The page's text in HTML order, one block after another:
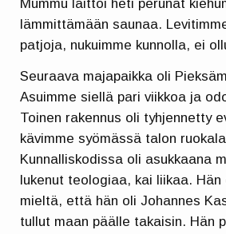
Mummu laittoi heti perunat
lämmittämään saunaa.
patjoja, nukuimme kunnolla, ei
Seuraava majapaikka oli
Asuimme siellä pari viikkoa ja
Toinen rakennus oli tyhjennetty
kävimme syömässä talon
Kunnalliskodissa oli asukkaana
lukenut teologiaa, kai liikaa.
mieltä, että hän oli Johannes
tullut maan päälle takaisin. Hän